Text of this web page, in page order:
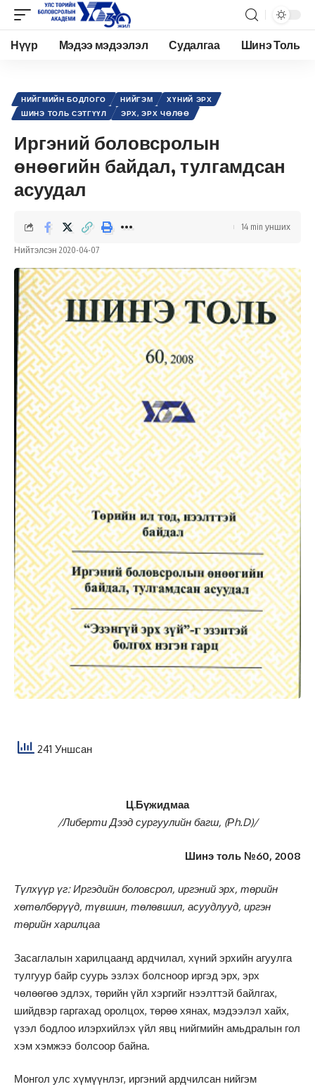
Нүүр Мэдээ мэдээлэл Судалгаа Шинэ Толь
НИЙГМИЙН БОДЛОГО НИЙГЭМ
ХҮНИЙ ЭРХ
ШИНЭ ТОЛЬ СЭТГҮҮЛ
ЭРХ, ЭРХ ЧӨЛӨӨ
Иргэний боловсролын
өнөөгийн байдал, тулгамдсан
асуудал
Нийтэлсэн 2020-04-07
14 min унших
241 Уншсан
Ц.Бүжидмаа
/Либерти Дээд сургуулийн багш, (Рh.D)/
Шинэ толь №60, 2008
Түлхүүр үг: Иргэдийн боловсрол, иргэний эрх, төрийн
хөтөлбөрүүд, түвшин, төлөвшил, асуудлууд, иргэн
төрийн харилцаа
Засаглалын харилцаанд ардчилал, хүний эрхийн агуулга
тулгуур байр суурь эзлэх болсноор иргэд эрх, эрх
чөлөөгөө эдлэх, төрийн үйл хэргийг нээлттэй байлгах,
шийдвэр гаргахад оролцох, төрөө хянах, мэдээлэл хайх,
үзэл бодлоо илэрхийлэх үйл явц нийгмийн амьдралын гол
хэм хэмжээ болсоор байна.
Монгол улс хүмүүнлэг, иргэний ардчилсан нийгэм